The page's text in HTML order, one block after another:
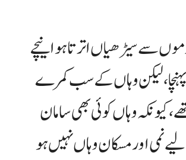
سے سیڑھیاں اترتا ہوا نیچے
لیکن وہاں کے سب کمرے
کیونکہ وہاں کوئی بھی سامان
نمی اور مسکان وہاں نہیں ہو